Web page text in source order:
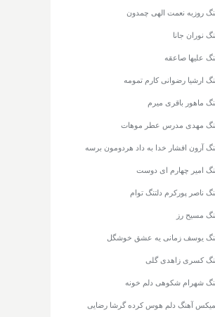
روزبه نعمت الهی چمدون
نوران جانا
علیها صاعقه
ارشیا رضوانی کارم تمومه
ماهور باقری میرم
مهدی مدرس عطر موهات
آرون افشار خدا به داد هردومون برسه
امیر چهارم ای دوست
ناصر پورکرم دلتنگ توام
مسیح رز
یوسف زمانی یه عشق خوشگل
کسری زاهدی گلی
شهرام شکوهی دلم خونه
آهنگ دلم هوس کرده گرشا رضایی